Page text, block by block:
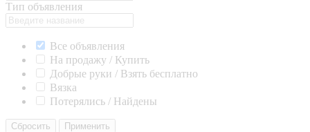
Тип объявления
Все объявления
На продажу / Купить
Добрые руки / Взять бесплатно
Вязка
Потерялись / Найдены
Сбросить Применить